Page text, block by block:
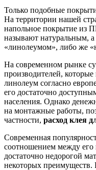
Только подобные
На территории нашей
напольное покрытие из
называют натуральным,
«линолеумом», либо же
На современном рынке
производителей,
линолеум согласно
его достаточно
населения. Однако
на монтажные работы,
частности, расход клея
Современная
соотношением между его
достаточно недорогой
некоторых преимуществ.